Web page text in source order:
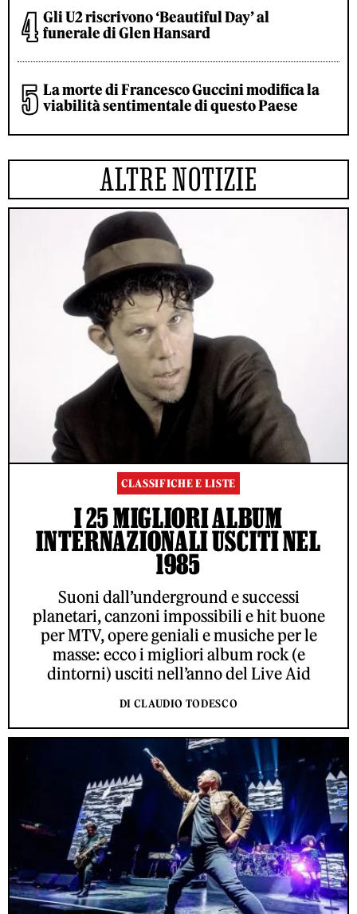
Gli U2 riscrivono ‘Beautiful Day’ al
funerale di Glen Hansard
La morte di Francesco Guccini modifica la
viabilità sentimentale di questo Paese
ALTRE NOTIZIE
CLASSIFICHE E LISTE
I 25 MIGLIORI ALBUM
INTERNAZIONALI USCITI NEL
1985
Suoni dall’underground e successi
planetari, canzoni impossibili e hit buone
per MTV, opere geniali e musiche per le
masse: ecco i migliori album rock (e
dintorni) usciti nell’anno del Live Aid
DI CLAUDIO TODESCO